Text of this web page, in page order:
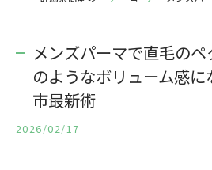
メンズパーマで直毛の
のようなボリューム感
市最新術
2026/02/17